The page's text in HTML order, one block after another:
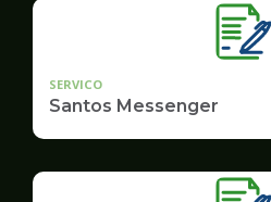
SERVICO
Santos Messenger